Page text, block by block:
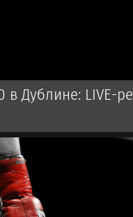
в Дублине: LIVE-